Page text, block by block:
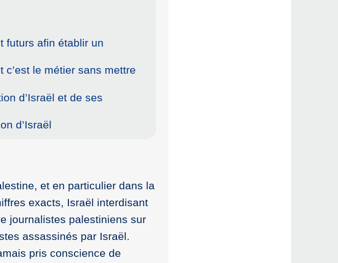
futurs afin établir un
le métier sans mettre
d’Israël et de ses
d’Israël
et en particulier dans la
exacts, Israël interdisant
journalistes palestiniens sur
assassinés par Israël.
pris conscience de